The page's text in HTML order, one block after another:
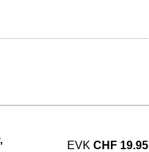
EVK CHF 19.95